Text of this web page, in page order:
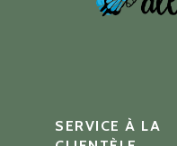
SERVICE À LA